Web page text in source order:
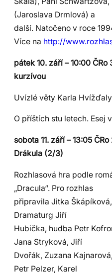
(Jaroslava Drmlová) a
další. Natočeno v roce
Více na http://
pátek 10. září – 10:00 ČRo
kurzívou
Uvízlé věty Karla Hvížďaly
O příštích stu letech. Esej
sobota 11. září – 13:05
Drákula (2/3)
Rozhlasová hra podle
„Dracula“. Pro rozhlas
připravila Jitka
Dramaturg Jiří
Hubička, hudba Petr
Jana Stryková, Jiří
Dvořák, Zuzana
Petr Pelzer, Karel